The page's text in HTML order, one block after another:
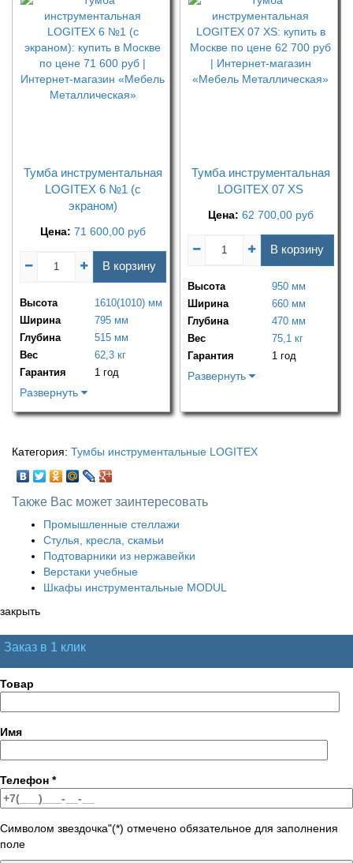
Тумба инструментальная
LOGITEX 6 №1 (с
экраном)
Цена: 71 600,00 руб
В корзину
Высота
1610(1010) мм
Ширина
795 мм
Глубина
515 мм
Вес
62,3 кг
Гарантия
1 год
Развернуть
Тумба инструментальная
LOGITEX 07 XS
Цена: 62 700,00 руб
В корзину
Высота
950 мм
Ширина
660 мм
Глубина
470 мм
Вес
75,1 кг
Гарантия
1 год
Развернуть
Категория: Тумбы инструментальные LOGITEX
Также Вас может заинтересовать
Промышленные стеллажи
Стулья, кресла, скамьи
Подтоварники из нержавейки
Верстаки учебные
Шкафы инструментальные MODUL
закрыть
Заказ в 1 клик
Товар
Имя
Телефон *
Символом звездочка"(*) отмечено обязательное для заполнения
поле